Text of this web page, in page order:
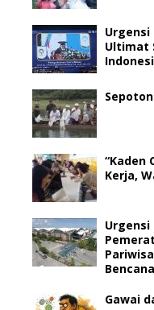
Ultimat
“Kaden
Kerja,
Urgensi
Bencana
Gawai